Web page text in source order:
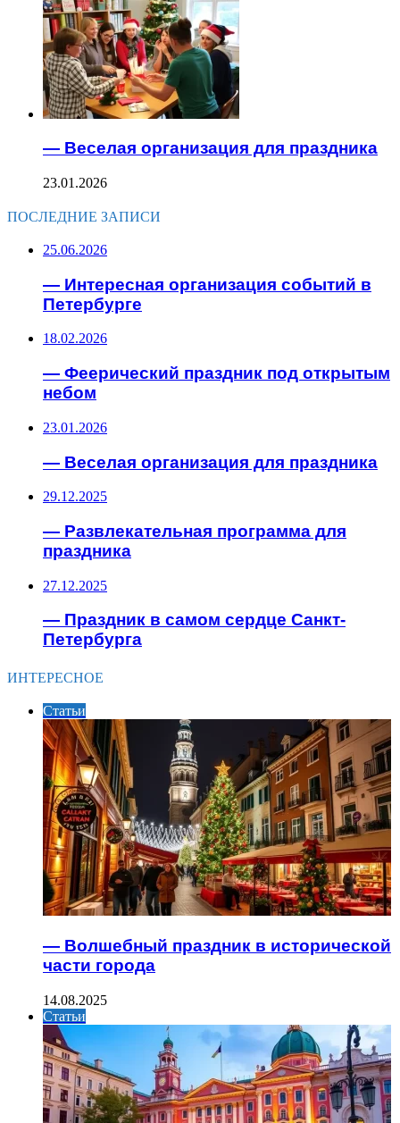
— Веселая организация для праздника
23.01.2026
ПОСЛЕДНИЕ ЗАПИСИ
25.06.2026
— Интересная организация событий в
Петербурге
18.02.2026
— Феерический праздник под открытым
небом
23.01.2026
— Веселая организация для праздника
29.12.2025
— Развлекательная программа для
праздника
27.12.2025
— Праздник в самом сердце Санкт-
Петербурга
ИНТЕРЕСНОЕ
Статьи
— Волшебный праздник в исторической
части города
14.08.2025
Статьи